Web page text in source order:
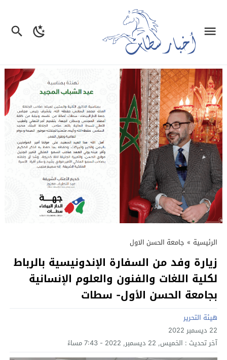
الرئيسية » جامعة الحسن الاول
زيارة وفد من السفارة الإندونيسية بالرباط
لكلية اللغات والفنون والعلوم الإنسانية
بجامعة الحسن الأول- سطات
هيئة التحرير
22 ديسمبر 2022
آخر تحديث : الخميس, 22 ديسمبر, 2022 - 7:43 مساءً